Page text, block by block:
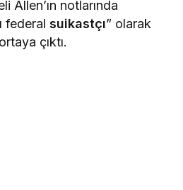
Allen’ın notlarında
federalsuikastçı” olarak
çıktı.